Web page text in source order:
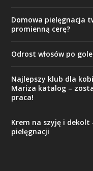
Domowa pielęgnacja
promienną cerę?
Odrost włosów po
Najlepszy klub dla
Mariza katalog –
praca!
Krem na szyję i dekolt
pielęgnacji